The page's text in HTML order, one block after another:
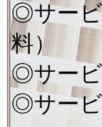
◎サービ
料）
◎サー
◎サー